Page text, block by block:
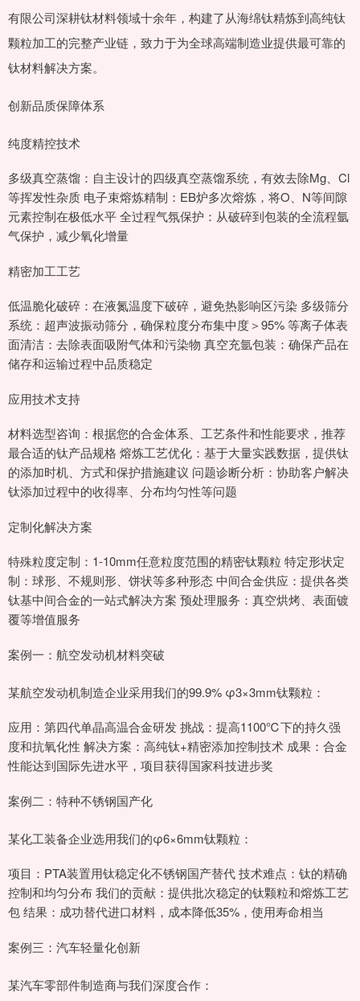
有限公司深耕钛材料领域十余年，构建了从海绵钛精炼到高纯钛
颗粒加工的完整产业链，致力于为全球高端制造业提供最可靠的
钛材料解决方案。
创新品质保障体系
纯度精控技术
多级真空蒸馏：自主设计的四级真空蒸馏系统，有效去除Mg、Cl
等挥发性杂质 电子束熔炼精制：EB炉多次熔炼，将O、N等间隙
元素控制在极低水平 全过程气氛保护：从破碎到包装的全流程氩
气保护，减少氧化增量
精密加工工艺
低温脆化破碎：在液氮温度下破碎，避免热影响区污染 多级筛分
系统：超声波振动筛分，确保粒度分布集中度＞95% 等离子体表
面清洁：去除表面吸附气体和污染物 真空充氩包装：确保产品在
储存和运输过程中品质稳定
应用技术支持
材料选型咨询：根据您的合金体系、工艺条件和性能要求，推荐
最合适的钛产品规格 熔炼工艺优化：基于大量实践数据，提供钛
的添加时机、方式和保护措施建议 问题诊断分析：协助客户解决
钛添加过程中的收得率、分布均匀性等问题
定制化解决方案
特殊粒度定制：1-10mm任意粒度范围的精密钛颗粒 特定形状定
制：球形、不规则形、饼状等多种形态 中间合金供应：提供各类
钛基中间合金的一站式解决方案 预处理服务：真空烘烤、表面镀
覆等增值服务
案例一：航空发动机材料突破
某航空发动机制造企业采用我们的99.9% φ3×3mm钛颗粒：
应用：第四代单晶高温合金研发 挑战：提高1100℃下的持久强
度和抗氧化性 解决方案：高纯钛+精密添加控制技术 成果：合金
性能达到国际先进水平，项目获得国家科技进步奖
案例二：特种不锈钢国产化
某化工装备企业选用我们的φ6×6mm钛颗粒：
项目：PTA装置用钛稳定化不锈钢国产替代 技术难点：钛的精确
控制和均匀分布 我们的贡献：提供批次稳定的钛颗粒和熔炼工艺
包 结果：成功替代进口材料，成本降低35%，使用寿命相当
案例三：汽车轻量化创新
某汽车零部件制造商与我们深度合作：